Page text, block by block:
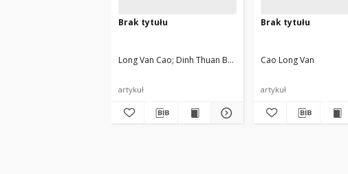
Brak tytułu
Long Van Cao Dinh Thuan Bui, Goldstein Piotr, Viet Hung
artykuł
Brak tytułu
Cao Long Van
artykuł